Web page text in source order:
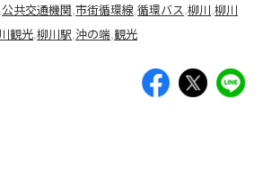
,公共交通機関,市街循環線,循環バス,柳川,柳川
観光,柳川駅,沖の端,観光